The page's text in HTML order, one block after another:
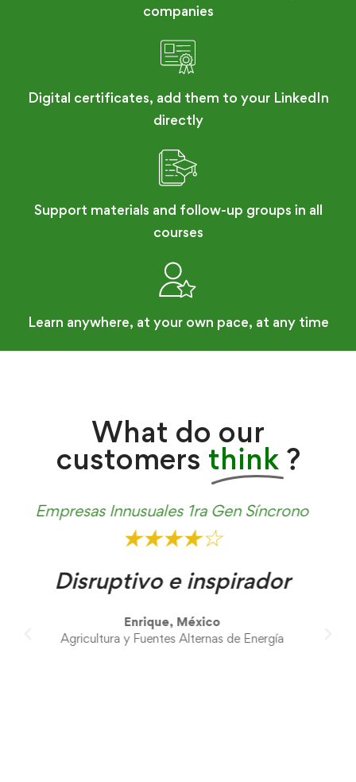
companies
Digital certificates, add them to your LinkedIn
directly
Support materials and follow-up groups in all
courses
Learn anywhere, at your own pace, at any time
What do our
customers think ?
Desarrollo Organizacional - APIMEX
★★★★★
Motivante
Adriana, México
Textil